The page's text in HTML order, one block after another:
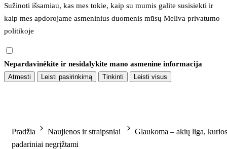
Sužinoti išsamiau, kas mes tokie, kaip su mumis galite susisiekti ir
kaip mes apdorojame asmeninius duomenis mūsų Meliva privatumo
politikoje
Nepardavinėkite ir nesidalykite mano asmenine informacija
Atmesti Leisti pasirinkimą Tinkinti Leisti visus
Pradžia Naujienos ir straipsniai
Glaukoma – akių liga, kurios
padariniai negrįžtami